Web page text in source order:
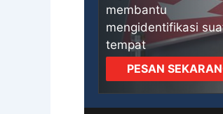
membantu
mengidentifikasi
tempat
PESAN